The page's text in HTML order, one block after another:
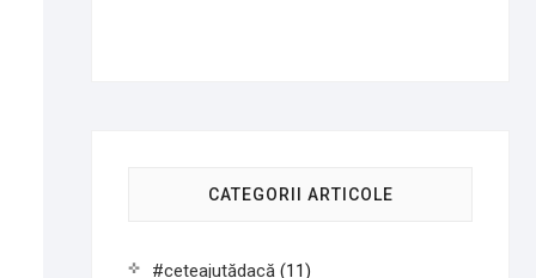
CATEGORII ARTICOLE
#ceteajutădacă (11)